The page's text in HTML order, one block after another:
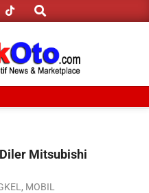
Search
Mitsubishi
, MOBIL